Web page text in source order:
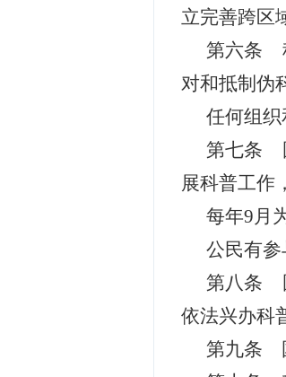
立完善跨区
第六条
对和抵制伪
任何组织
第七条
展科普工作
每年9月
公民有参
第八条
依法兴办科
第九条